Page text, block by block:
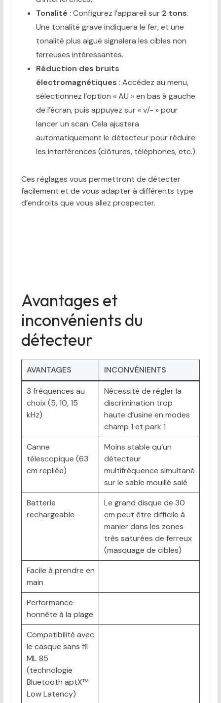
Tonalité : Configurez l’appareil sur 2 tons.
Une tonalité grave indiquera le fer, et une
tonalité plus aiguë signalera les cibles non
ferreuses intéressantes.
Réduction des bruits
électromagnétiques : Accédez au menu,
sélectionnez l’option « AU » en bas à gauche
de l’écran, puis appuyez sur « v/- » pour
lancer un scan. Cela ajustera
automatiquement le détecteur pour réduire
les interférences (clôtures, téléphones, etc.).
Ces réglages vous permettront de détecter
facilement et de vous adapter à différents type
d’endroits que vous allez prospecter.
Avantages et
inconvénients du
détecteur
AVANTAGES INCONVÉNIENTS
3 fréquences au
choix (5, 10, 15
kHz)
Nécessité de régler la
discrimination trop
haute d’usine en modes
champ 1 et park 1
Canne
télescopique (63
cm repliée)
Moins stable qu’un
détecteur
multifréquence simultané
sur le sable mouillé salé
Batterie
rechargeable
Le grand disque de 30
cm peut être difficile à
manier dans les zones
très saturées de ferreux
(masquage de cibles)
Facile à prendre en
main
Performance
honnête à la plage
Compatibilité avec
le casque sans fil
ML 85
(technologie
Bluetooth aptX™
Low Latency)